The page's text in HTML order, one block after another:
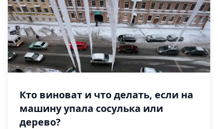
Кто виноват и что делать, если на
машину упала сосулька или
дерево?